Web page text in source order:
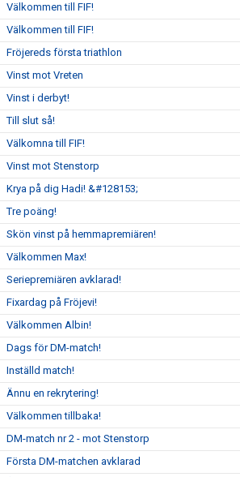
Välkommen till FIF!
Välkommen till FIF!
Fröjereds första triathlon
Vinst mot Vreten
Vinst i derbyt!
Till slut så!
Välkomna till FIF!
Vinst mot Stenstorp
Krya på dig Hadi! &#128153;
Tre poäng!
Skön vinst på hemmapremiären!
Välkommen Max!
Seriepremiären avklarad!
Fixardag på Fröjevi!
Välkommen Albin!
Dags för DM-match!
Inställd match!
Ännu en rekrytering!
Välkommen tillbaka!
DM-match nr 2 - mot Stenstorp
Första DM-matchen avklarad